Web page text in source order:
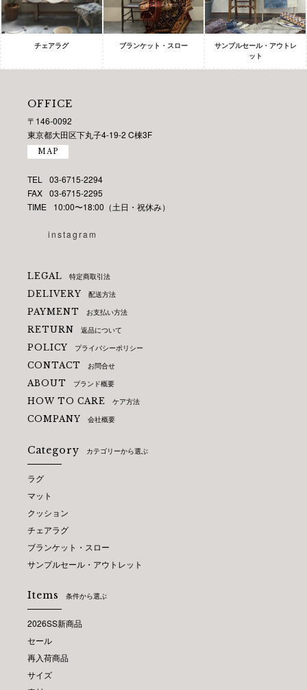
チェアラグ ブランケット・スロー
サンプルセール・アウトレ
ット
OFFICE
〒146-0092
東京都大田区下丸子4-19-2 C棟3F
MAP
TEL
03-6715-2294
FAX 03-6715-2295
TIME
10:00〜18:00（土日・祝休み）
instagram
LEGAL 特定商取引法
DELIVERY 配送方法
PAYMENT お支払い方法
RETURN 返品について
POLICY プライバシーポリシー
CONTACT お問合せ
ABOUT ブランド概要
HOW TO CARE ケア方法
COMPANY 会社概要
Category カテゴリーから選ぶ
ラグ
マット
クッション
チェアラグ
ブランケット・スロー
サンプルセール・アウトレット
Items 条件から選ぶ
2026SS新商品
セール
再入荷商品
サイズ